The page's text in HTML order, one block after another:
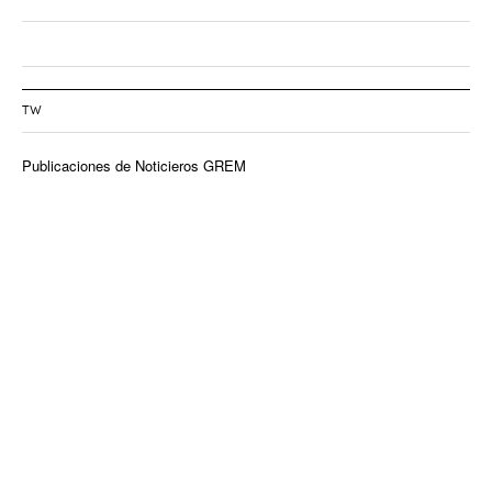
TW
Publicaciones de Noticieros GREM